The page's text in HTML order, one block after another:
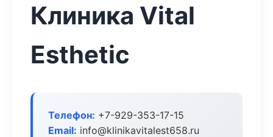
Клиника Vital
Esthetic
Телефон: +7-929-353-17-15
Email: info@klinikavitalest658.ru